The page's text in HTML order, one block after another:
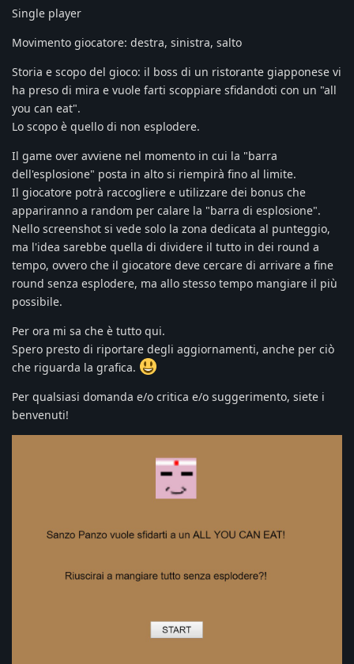
Single player
Movimento giocatore: destra, sinistra, salto
Storia e scopo del gioco: il boss di un ristorante giapponese vi
ha preso di mira e vuole farti scoppiare sfidandoti con un "all
you can eat".
Lo scopo è quello di non esplodere.
Il game over avviene nel momento in cui la "barra
dell'esplosione" posta in alto si riempirà fino al limite.
Il giocatore potrà raccogliere e utilizzare dei bonus che
appariranno a random per calare la "barra di esplosione".
Nello screenshot si vede solo la zona dedicata al punteggio,
ma l'idea sarebbe quella di dividere il tutto in dei round a
tempo, ovvero che il giocatore deve cercare di arrivare a fine
round senza esplodere, ma allo stesso tempo mangiare il più
possibile.
Per ora mi sa che è tutto qui.
Spero presto di riportare degli aggiornamenti, anche per ciò
che riguarda la grafica.
Per qualsiasi domanda e/o critica e/o suggerimento, siete i
benvenuti!